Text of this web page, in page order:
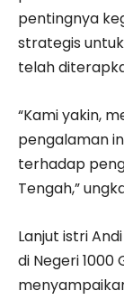
pentingnya
strategis
telah
“Kami yakin,
pengalaman
terhadap
Tengah,”
Lanjut istri
di Negeri 1000